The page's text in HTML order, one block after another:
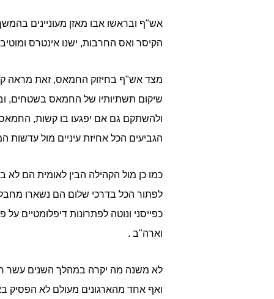
אש"ף ובראשו אבו מאזן מעוניינים
הקיסר ואס החרבות, ישנו אינטרס
מצד אש"ף בחיזוק החמאס, זאת מראה
שיקום תשתיותיו של החמאס בשטחים,
ולהשתקם גם אם יפגעו בו קשות,
הגביעים הכל אחיזת עיניים מול עדשות
כמו כן מול הקהילה הבין לאומית הם לא
לפתור הכל בדרכי שלום הם נשארו
כפייסני ונוטה לפתרונות
וארה"ב .
לא משנה מה יקרה במהלך השנים עשר
ואף אחד מהארגונים מעולם לא הפסיק